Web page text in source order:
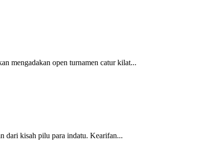
mengadakan open turnamen catur kilat...
dari kisah pilu para indatu. Kearifan...